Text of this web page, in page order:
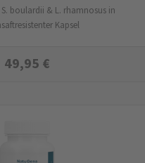
boulardii & L. rhamnosus in
Kapsel
49,95 €